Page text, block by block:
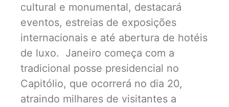
cultural e monumental, destacará
eventos, estreias de exposições
internacionais e até abertura de hotéis
de luxo. Janeiro começa com a
tradicional posse presidencial no
Capitólio, que ocorrerá no dia 20,
atraindo milhares de visitantes a